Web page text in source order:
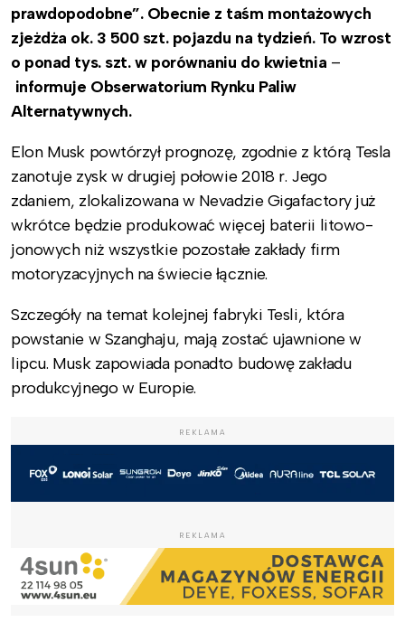
prawdopodobne”. Obecnie z taśm montażowych
zjeżdża ok. 3 500 szt. pojazdu na tydzień. To wzrost
o ponad tys. szt. w porównaniu do kwietnia –
informuje Obserwatorium Rynku Paliw
Alternatywnych.
Elon Musk powtórzył prognozę, zgodnie z którą Tesla
zanotuje zysk w drugiej połowie 2018 r. Jego
zdaniem, zlokalizowana w Nevadzie Gigafactory już
wkrótce będzie produkować więcej baterii litowo-
jonowych niż wszystkie pozostałe zakłady firm
motoryzacyjnych na świecie łącznie.
Szczegóły na temat kolejnej fabryki Tesli, która
powstanie w Szanghaju, mają zostać ujawnione w
lipcu. Musk zapowiada ponadto budowę zakładu
produkcyjnego w Europie.
REKLAMA
REKLAMA